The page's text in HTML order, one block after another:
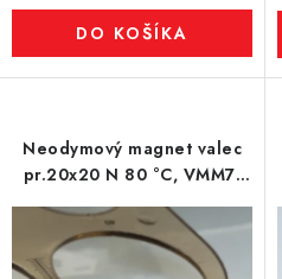
DO KOŠÍKA
Neodymový magnet valec
pr.20x20 N 80 °C, VMM7-
N42